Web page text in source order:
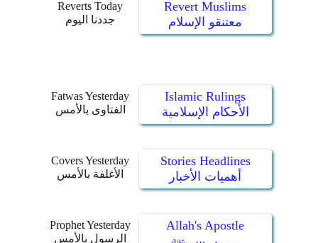
Reverts Today
جددنا اليوم
Revert Muslims
معتنقو الإسلام
Fatwas Yesterday
الفتاوى بالأمس
Islamic Rulings
الأحكام الإسلامية
Covers Yesterday
الأغلفة بالأمس
Stories Headlines
أهميات الأخبار
Prophet Yesterday
الرسول بالأمس
Allah's Apostle